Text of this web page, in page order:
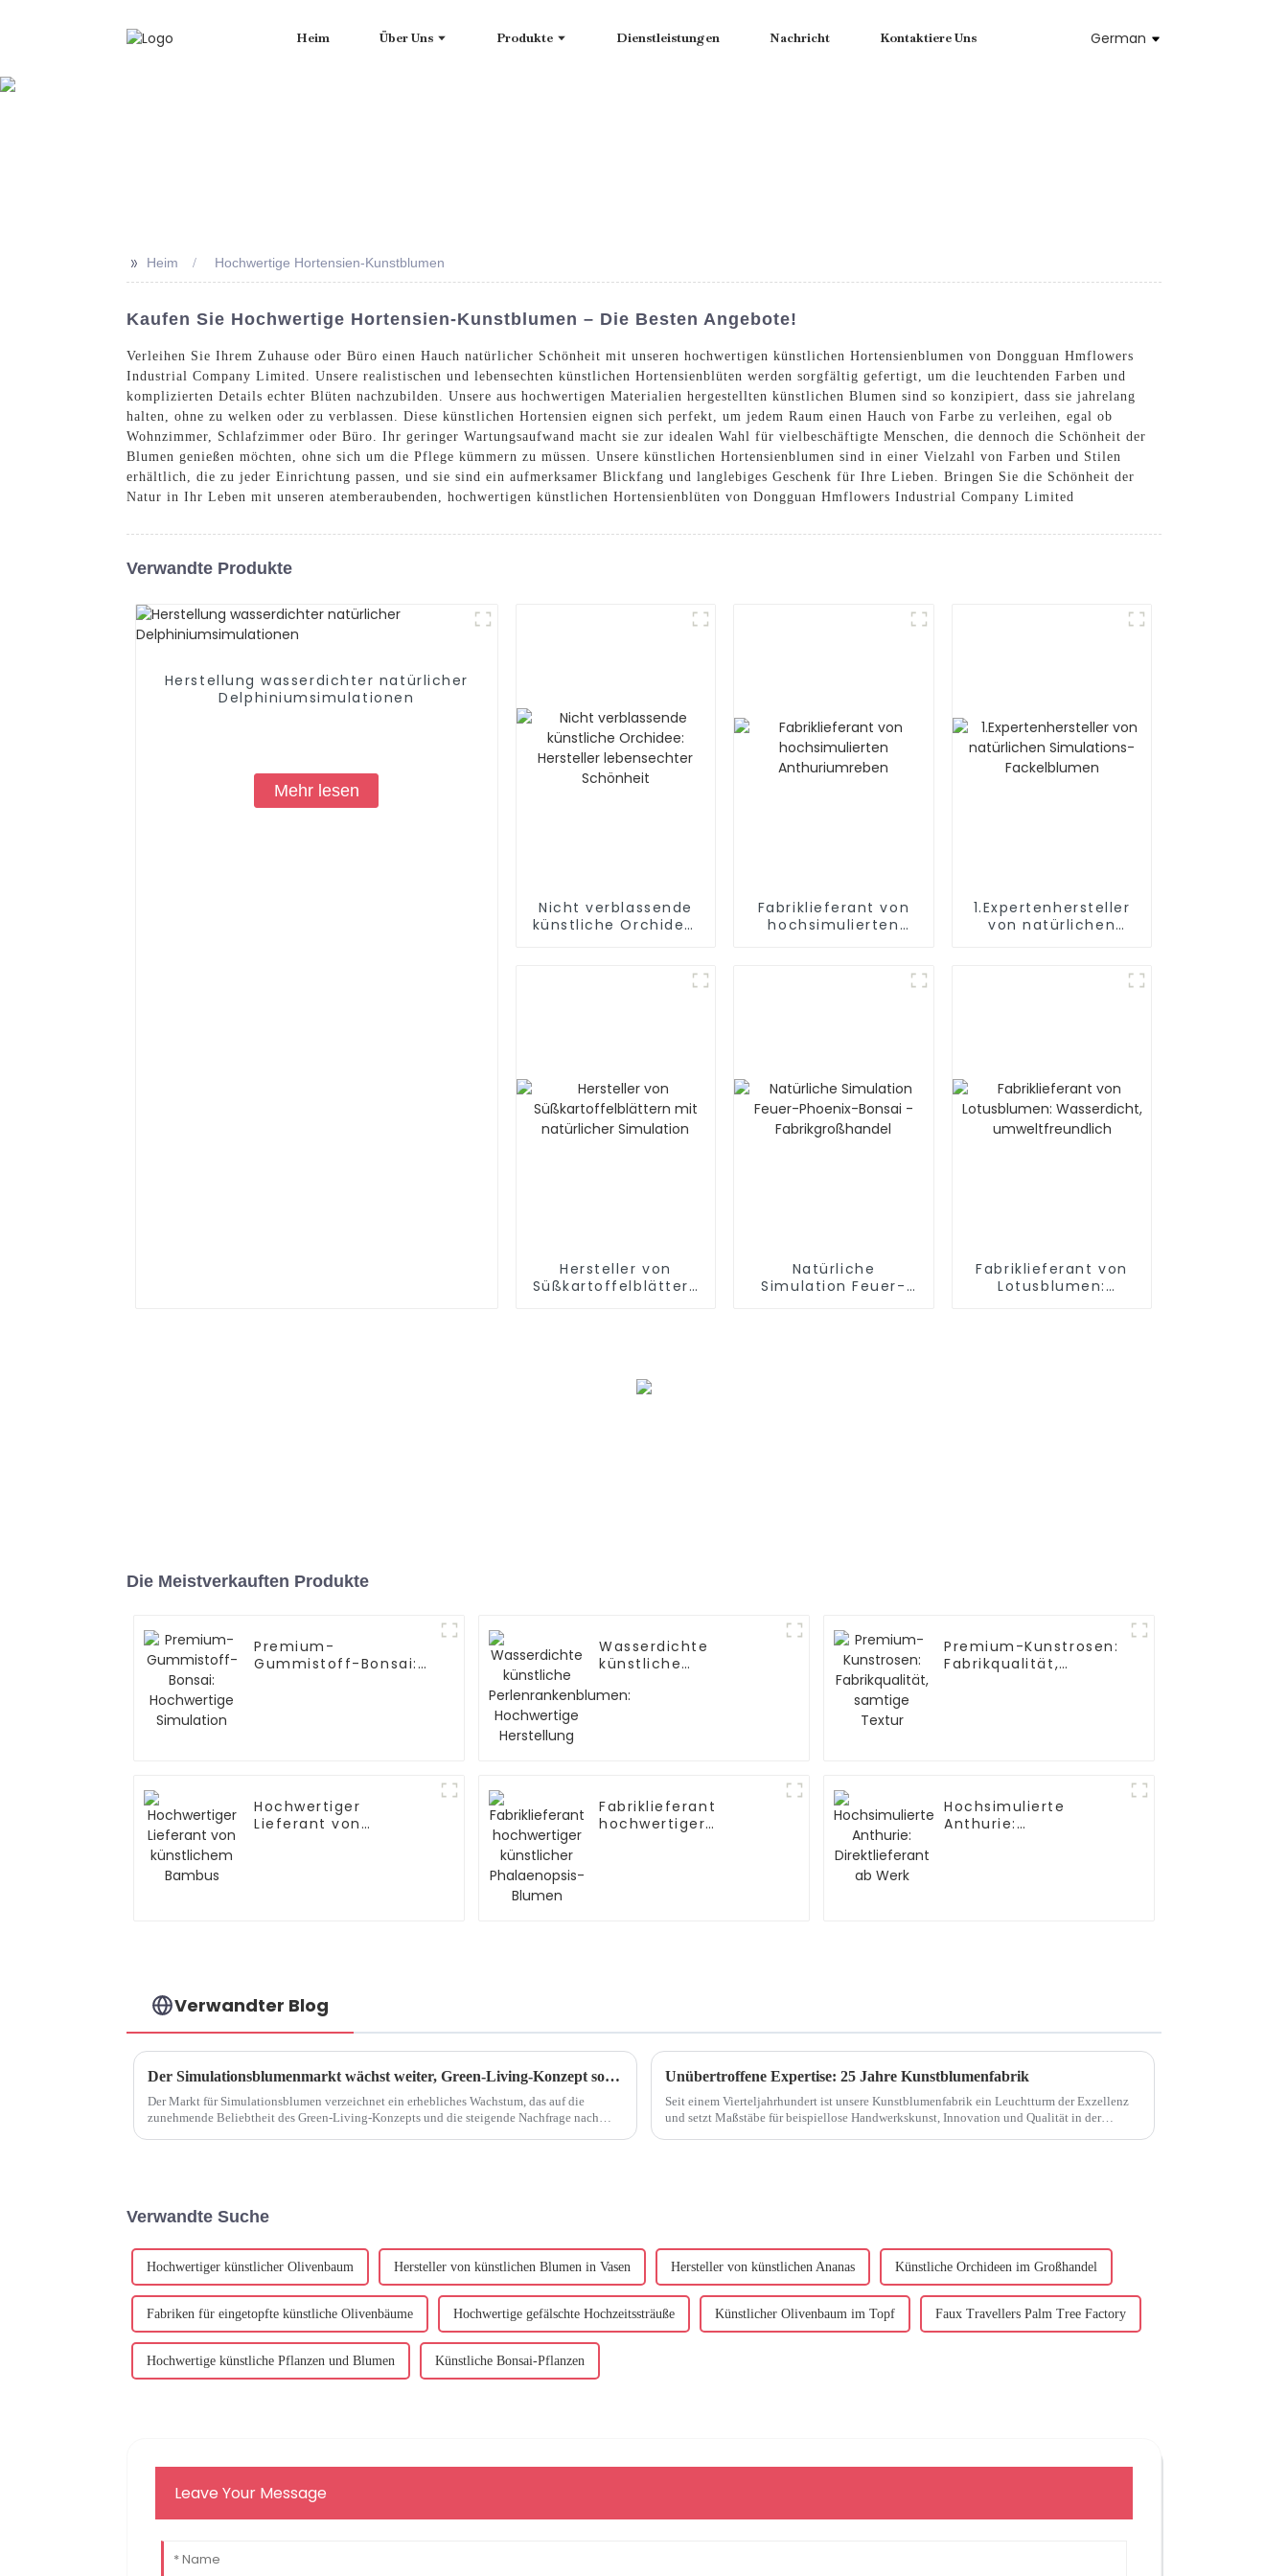
Heim Über Uns Produkte Dienstleistungen Nachricht Kontaktiere Uns German
>> Heim Hochwertige Hortensien-Kunstblumen
Kaufen Sie Hochwertige Hortensien-Kunstblumen – Die Besten Angebote!
Verleihen Sie Ihrem Zuhause oder Büro einen Hauch natürlicher Schönheit mit unseren hochwertigen künstlichen Hortensienblumen von Dongguan Hmflowers
Industrial Company Limited. Unsere realistischen und lebensechten künstlichen Hortensienblüten werden sorgfältig gefertigt, um die leuchtenden Farben und
komplizierten Details echter Blüten nachzubilden. Unsere aus hochwertigen Materialien hergestellten künstlichen Blumen sind so konzipiert, dass sie jahrelang
halten, ohne zu welken oder zu verblassen. Diese künstlichen Hortensien eignen sich perfekt, um jedem Raum einen Hauch von Farbe zu verleihen, egal ob
Wohnzimmer, Schlafzimmer oder Büro. Ihr geringer Wartungsaufwand macht sie zur idealen Wahl für vielbeschäftigte Menschen, die dennoch die Schönheit der
Blumen genießen möchten, ohne sich um die Pflege kümmern zu müssen. Unsere künstlichen Hortensienblumen sind in einer Vielzahl von Farben und Stilen
erhältlich, die zu jeder Einrichtung passen, und sie sind ein aufmerksamer Blickfang und langlebiges Geschenk für Ihre Lieben. Bringen Sie die Schönheit der
Natur in Ihr Leben mit unseren atemberaubenden, hochwertigen künstlichen Hortensienblüten von Dongguan Hmflowers Industrial Company Limited
Verwandte Produkte
Herstellung wasserdichter natürlicher
Delphiniumsimulationen
Mehr lesen
Nicht verblassende
künstliche Orchidee:
Fabriklieferant von
hochsimulierten
1.Expertenhersteller
von natürlichen
Hersteller von
Süßkartoffelblättern
Natürliche
Simulation Feuer-
Fabriklieferant von
Lotusblumen:
Die Meistverkauften Produkte
Premium-
Gummistoff-Bonsai:
Wasserdichte
künstliche
Hochwertige
Premium-Kunstrosen:
Fabrikqualität,
Hochwertiger
Lieferant von
Fabriklieferant
hochwertiger
Hochsimulierte
Anthurie:
Verwandter Blog
Der Simulationsblumenmarkt wächst weiter, Green-Living-Konzept soll die Entwicklung der Branche fördern
Der Markt für Simulationsblumen verzeichnet ein erhebliches Wachstum, das auf die
zunehmende Beliebtheit des Green-Living-Konzepts und die steigende Nachfrage nach
Unübertroffene Expertise: 25 Jahre Kunstblumenfabrik
Seit einem Vierteljahrhundert ist unsere Kunstblumenfabrik ein Leuchtturm der Exzellenz
und setzt Maßstäbe für beispiellose Handwerkskunst, Innovation und Qualität in der
Verwandte Suche
Hochwertiger künstlicher Olivenbaum Hersteller von künstlichen Blumen in Vasen Hersteller von künstlichen Ananas Künstliche Orchideen im Großhandel
Fabriken für eingetopfte künstliche Olivenbäume Hochwertige gefälschte Hochzeitssträuße Künstlicher Olivenbaum im Topf Faux Travellers Palm Tree Factory
Hochwertige künstliche Pflanzen und Blumen Künstliche Bonsai-Pflanzen
Leave Your Message